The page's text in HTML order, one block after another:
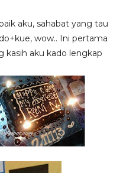
aku, sahabat yang tau
wow.. Ini pertama
kasih aku kado lengkap